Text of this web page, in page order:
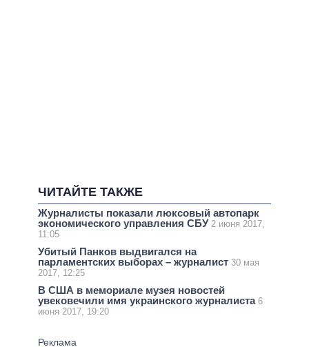
ЧИТАЙТЕ ТАКЖЕ
Журналисты показали люксовый автопарк
экономического управления СБУ 2 июня 2017,
11:05
Убитый Панков выдвигался на
парламентских выборах – журналист 30 мая
2017, 12:25
В США в мемориале музея новостей
увековечили имя украинского журналиста 6
июня 2017, 19:20